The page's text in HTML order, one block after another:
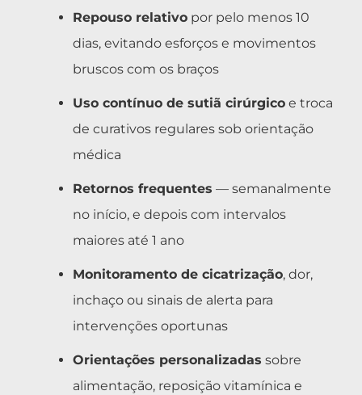
Repouso relativo por pelo menos 10
dias, evitando esforços e movimentos
bruscos com os braços
Uso contínuo de sutiã cirúrgico e troca
de curativos regulares sob orientação
médica
Retornos frequentes — semanalmente
no início, e depois com intervalos
maiores até 1 ano
Monitoramento de cicatrização, dor,
inchaço ou sinais de alerta para
intervenções oportunas
Orientações personalizadas sobre
alimentação, reposição vitamínica e